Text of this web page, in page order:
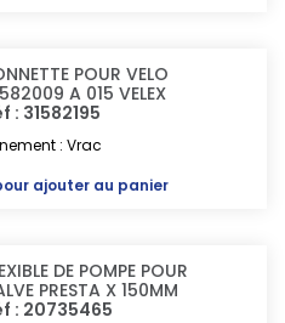
POUR VELO
A 015 VELEX
: 31582195
: Vrac
ajouter au panier
DE POMPE POUR
PRESTA X 150MM
: 20735465